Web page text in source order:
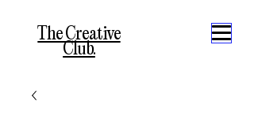
The Creative
Club.